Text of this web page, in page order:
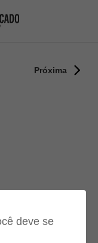
deve se
Próxima